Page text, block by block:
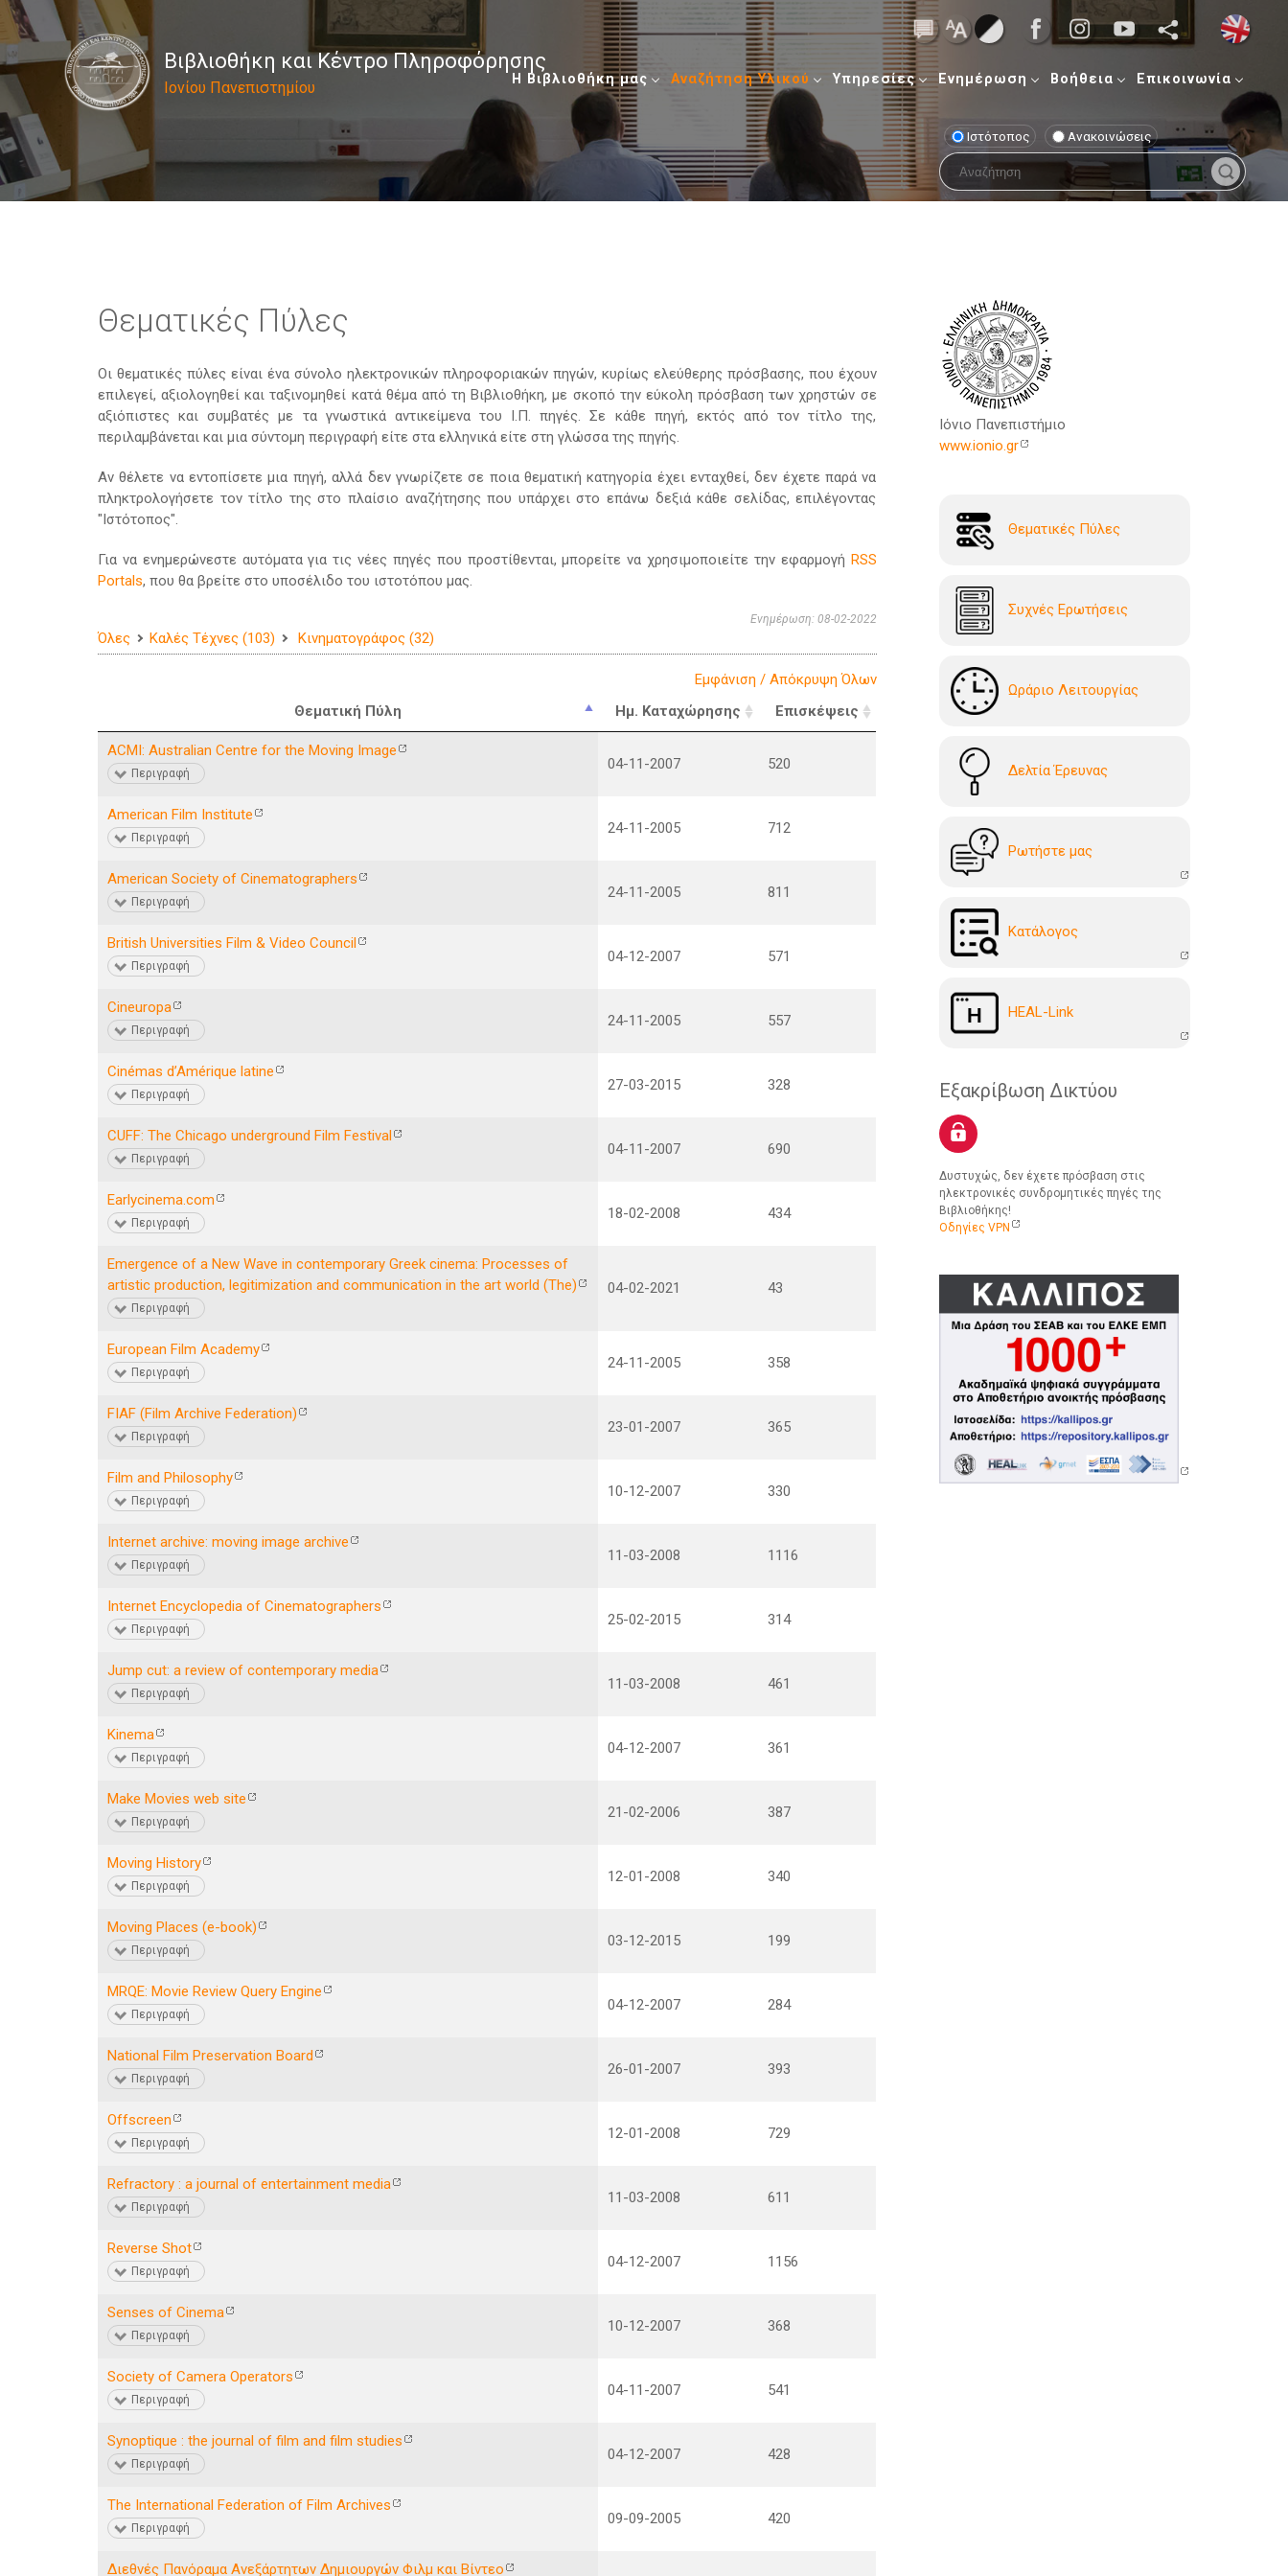
Βιβλιοθήκη και Κέντρο Πληροφόρησης
Ιονίου Πανεπιστημίου
Η Βιβλιοθήκη μας Αναζήτηση Υλικού Υπηρεσίες Ενημέρωση Βοήθεια Επικοινωνία
Ιστότοπος Ανακοινώσεις
Θεματικές Πύλες
Οι θεματικές πύλες είναι ένα σύνολο ηλεκτρονικών πληροφοριακών πηγών, κυρίως ελεύθερης πρόσβασης, που έχουν
επιλεγεί, αξιολογηθεί και ταξινομηθεί κατά θέμα από τη Βιβλιοθήκη, με σκοπό την εύκολη πρόσβαση των χρηστών σε
αξιόπιστες και συμβατές με τα γνωστικά αντικείμενα του Ι.Π. πηγές. Σε κάθε πηγή, εκτός από τον τίτλο της,
περιλαμβάνεται και μια σύντομη περιγραφή είτε στα ελληνικά είτε στη γλώσσα της πηγής.
Αν θέλετε να εντοπίσετε μια πηγή, αλλά δεν γνωρίζετε σε ποια θεματική κατηγορία έχει ενταχθεί, δεν έχετε παρά να
πληκτρολογήσετε τον τίτλο της στο πλαίσιο αναζήτησης που υπάρχει στο επάνω δεξιά κάθε σελίδας, επιλέγοντας
"Ιστότοπος".
Για να ενημερώνεστε αυτόματα για τις νέες πηγές που προστίθενται, μπορείτε να χρησιμοποιείτε την εφαρμογή RSS
Portals, που θα βρείτε στο υποσέλιδο του ιστοτόπου μας.
Ενημέρωση: 08-02-2022
Όλες Καλές Τέχνες (103) Κινηματογράφος (32)
Εμφάνιση / Απόκρυψη Όλων
Θεματική Πύλη
Ημ. Καταχώρησης Επισκέψεις
ACMI: Australian Centre for the Moving Image
Περιγραφή
04-11-2007 520
American Film Institute
Περιγραφή
24-11-2005 712
American Society of Cinematographers
Περιγραφή
24-11-2005 811
British Universities Film & Video Council
Περιγραφή
04-12-2007 571
Cineuropa
Περιγραφή
24-11-2005 557
Cinémas dʼAmérique latine
Περιγραφή
27-03-2015 328
CUFF: The Chicago underground Film Festival
Περιγραφή
04-11-2007 690
Earlycinema.com
Περιγραφή
18-02-2008 434
Emergence of a New Wave in contemporary Greek cinema: Processes of
artistic production, legitimization and communication in the art world (The)
Περιγραφή
04-02-2021 43
European Film Academy
Περιγραφή
24-11-2005 358
FIAF (Film Archive Federation)
Περιγραφή
23-01-2007 365
Film and Philosophy
Περιγραφή
10-12-2007 330
Internet archive: moving image archive
Περιγραφή
11-03-2008 1116
Internet Encyclopedia of Cinematographers
Περιγραφή
25-02-2015 314
Jump cut: a review of contemporary media
Περιγραφή
11-03-2008 461
Kinema
Περιγραφή
04-12-2007 361
Make Movies web site
Περιγραφή
21-02-2006 387
Moving History
Περιγραφή
12-01-2008 340
Moving Places (e-book)
Περιγραφή
03-12-2015 199
MRQE: Movie Review Query Engine
Περιγραφή
04-12-2007 284
National Film Preservation Board
Περιγραφή
26-01-2007 393
Offscreen
Περιγραφή
12-01-2008 729
Refractory : a journal of entertainment media
Περιγραφή
11-03-2008 611
Reverse Shot
Περιγραφή
04-12-2007 1156
Senses of Cinema
Περιγραφή
10-12-2007 368
Society of Camera Operators
Περιγραφή
04-11-2007 541
Synoptique : the journal of film and film studies
Περιγραφή
04-12-2007 428
The International Federation of Film Archives
Περιγραφή
09-09-2005 420
Διεθνές Πανόραμα Ανεξάρτητων Δημιουργών Φιλμ και Βίντεο
Ιόνιο Πανεπιστήμιο
www.ionio.gr
Θεματικές Πύλες
Συχνές Ερωτήσεις
Ωράριο Λειτουργίας
Δελτία Έρευνας
Ρωτήστε μας
Kατάλογoς
HEAL-Link
Εξακρίβωση Δικτύου
Δυστυχώς, δεν έχετε πρόσβαση στις
ηλεκτρονικές συνδρομητικές πηγές της
Βιβλιοθήκης!
Οδηγίες VPN